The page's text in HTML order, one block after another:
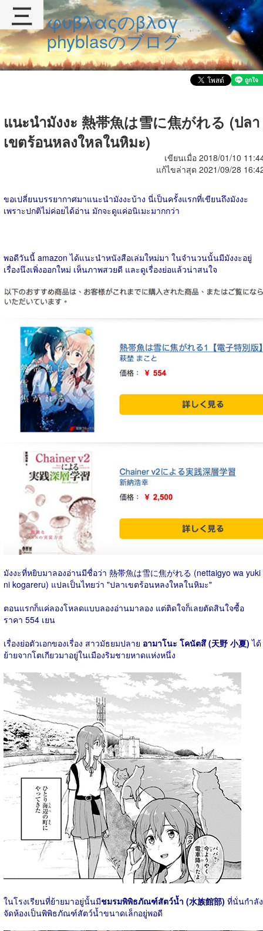
φυβλαςのβλογ
phyblasのブログ
แนะนำมังงะ 熱帯魚は雪に焦がれる (ปลา
เขตร้อนหลงใหลในหิมะ)
เขียนเมื่อ 2018/01/10
แก้ไขล่าสุด 2021/09/28
ขอเปลี่ยนบรรยากาศมาแนะนำมังงะบ้าง นี่เป็นครั้งแรกที่เขียนถึงมังงะ
เพราะปกติไม่ค่อยได้อ่าน มักจะดูแค่อนิเมะมากกว่า
พอดีวันนี้ amazon ได้แนะนำหนังสือเล่มใหม่มา ในจำนวนนั้นมีมังงะอยู่
เรื่องนึงเพิ่งออกใหม่ เห็นภาพสวยดี และดูเรื่องย่อแล้วน่าสนใจ
มังงะที่หยิบมาลองอ่านมีชื่อว่า 熱帯魚は雪に焦がれる (nettaigyo wa yuki
ni kogareru) แปลเป็นไทยว่า "ปลาเขตร้อนหลงใหลในหิมะ"
ตอนแรกก็แค่ลองโหลดแบบลองอ่านมาลอง แต่ติดใจก็เลยตัดสินใจซื้อ
ราคา 554 เยน
เรื่องย่อตัวเอกของเรื่อง สาวมัธยมปลาย อามาโนะ โคนัตสึ (天野 小夏) ได้
ย้ายจากโตเกียวมาอยู่ในเมืองริมชายหาดแห่งหนึ่ง
ในโรงเรียนที่ย้ายมาอยู่นั้นมีชมรมพิพิธภัณฑ์สัตว์น้ำ (水族館部) ที่นั่นกำลัง
จัดห้องเป็นพิพิธภัณฑ์สัตว์น้ำขนาดเล็กอยู่พอดี
三